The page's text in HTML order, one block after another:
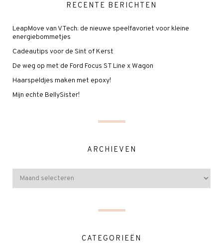
RECENTE BERICHTEN
LeapMove van VTech: de nieuwe speelfavoriet voor kleine
energiebommetjes
Cadeautips voor de Sint of Kerst
De weg op met de Ford Focus ST Line x Wagon
Haarspeldjes maken met epoxy!
Mijn echte BellySister!
ARCHIEVEN
CATEGORIEËN